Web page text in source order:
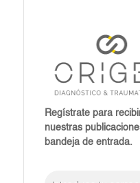
Regístrate para
nuestras
bandeja de entrada.